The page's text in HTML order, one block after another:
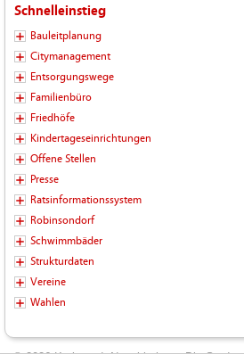
Schnelleinstieg
Bauleitplanung
Citymanagement
Entsorgungswege
Familienbüro
Friedhöfe
Kindertageseinrichtungen
Offene Stellen
Presse
Ratsinformationssystem
Robinsondorf
Schwimmbäder
Strukturdaten
Vereine
Wahlen